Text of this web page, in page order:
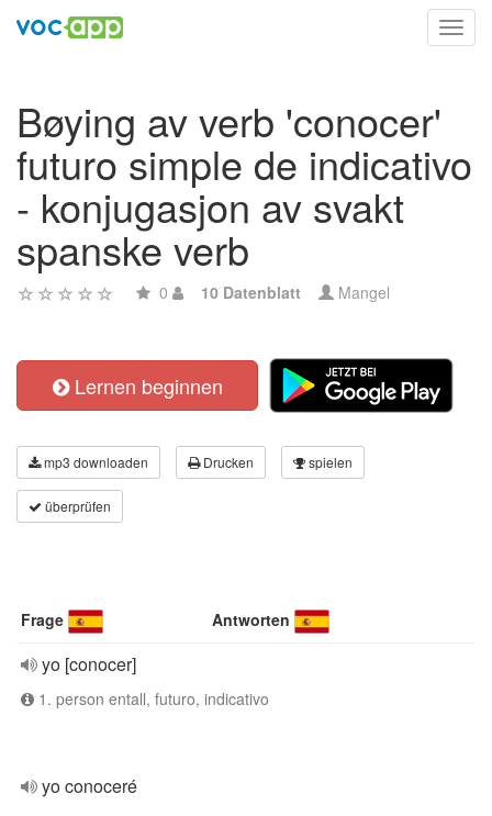
Bøying av verb 'conocer'
futuro simple de indicativo
- konjugasjon av svakt
spanske verb
0 10 Datenblatt Mangel
Lernen beginnen
mp3 downloaden Drucken spielen
überprüfen
Frage Antworten
yo [conocer]
1. person entall, futuro, indicativo
yo conoceré